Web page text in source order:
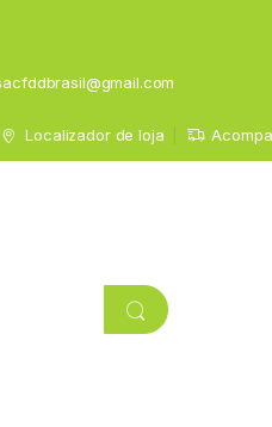
Localizador de loja